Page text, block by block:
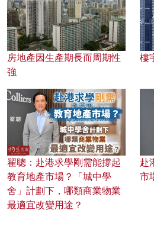
房地產因生產期長而周期性
強
樓
翟聰：赴港求學剛需能撐起
教育地產市場？「城中學
舍」計劃下，哪類商業物業
最適宜改變用途？
赴
市